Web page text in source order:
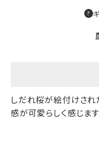
しだれ桜が絵付けされ
感が可愛らしく感じます